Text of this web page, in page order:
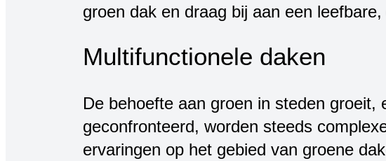
groen dak en draag bij aan een
Multifunctionele daken
De behoefte aan groen in steden
geconfronteerd, worden steeds
ervaringen op het gebied van groene